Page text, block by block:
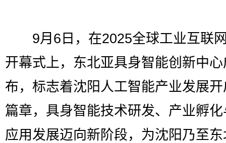
9月6日，在2025全球工业互联
开幕式上，东北亚具身智能创新中
布，标志着沈阳人工智能产业发展
篇章，具身智能技术研发、产业孵
应用发展迈向新阶段，为沈阳乃至